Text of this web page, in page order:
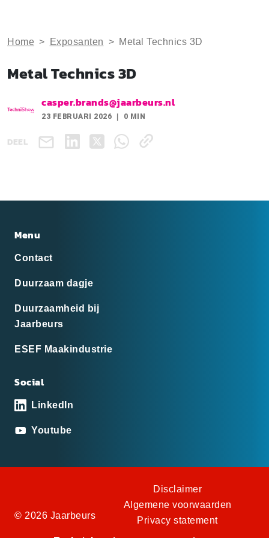
Home > Exposanten > Metal Technics 3D
Metal Technics 3D
casper.brands@jaarbeurs.nl
23 FEBRUARI 2026 0 MIN
DEEL
Menu
Contact
Duurzaam dagje
Duurzaamheid bij
Jaarbeurs
ESEF Maakindustrie
Social
LinkedIn
Youtube
© 2026 Jaarbeurs
Disclaimer
Algemene voorwaarden
Privacy statement